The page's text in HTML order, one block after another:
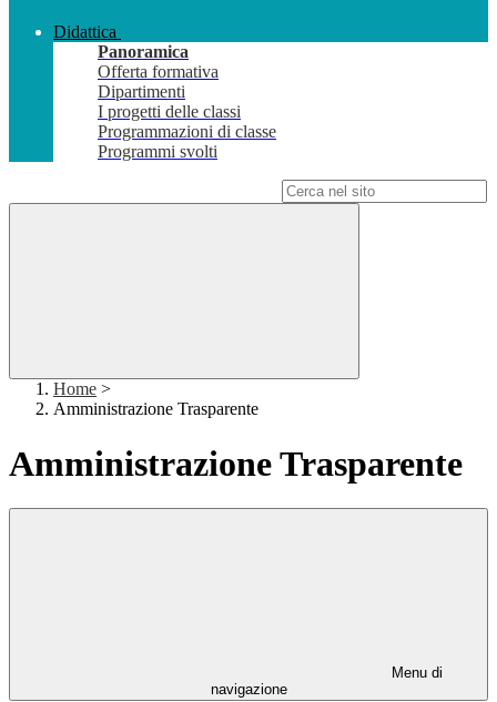
Didattica
Panoramica
Offerta formativa
Dipartimenti
I progetti delle classi
Programmazioni di classe
Programmi svolti
Home >
Amministrazione Trasparente
Amministrazione Trasparente
Menu di
navigazione